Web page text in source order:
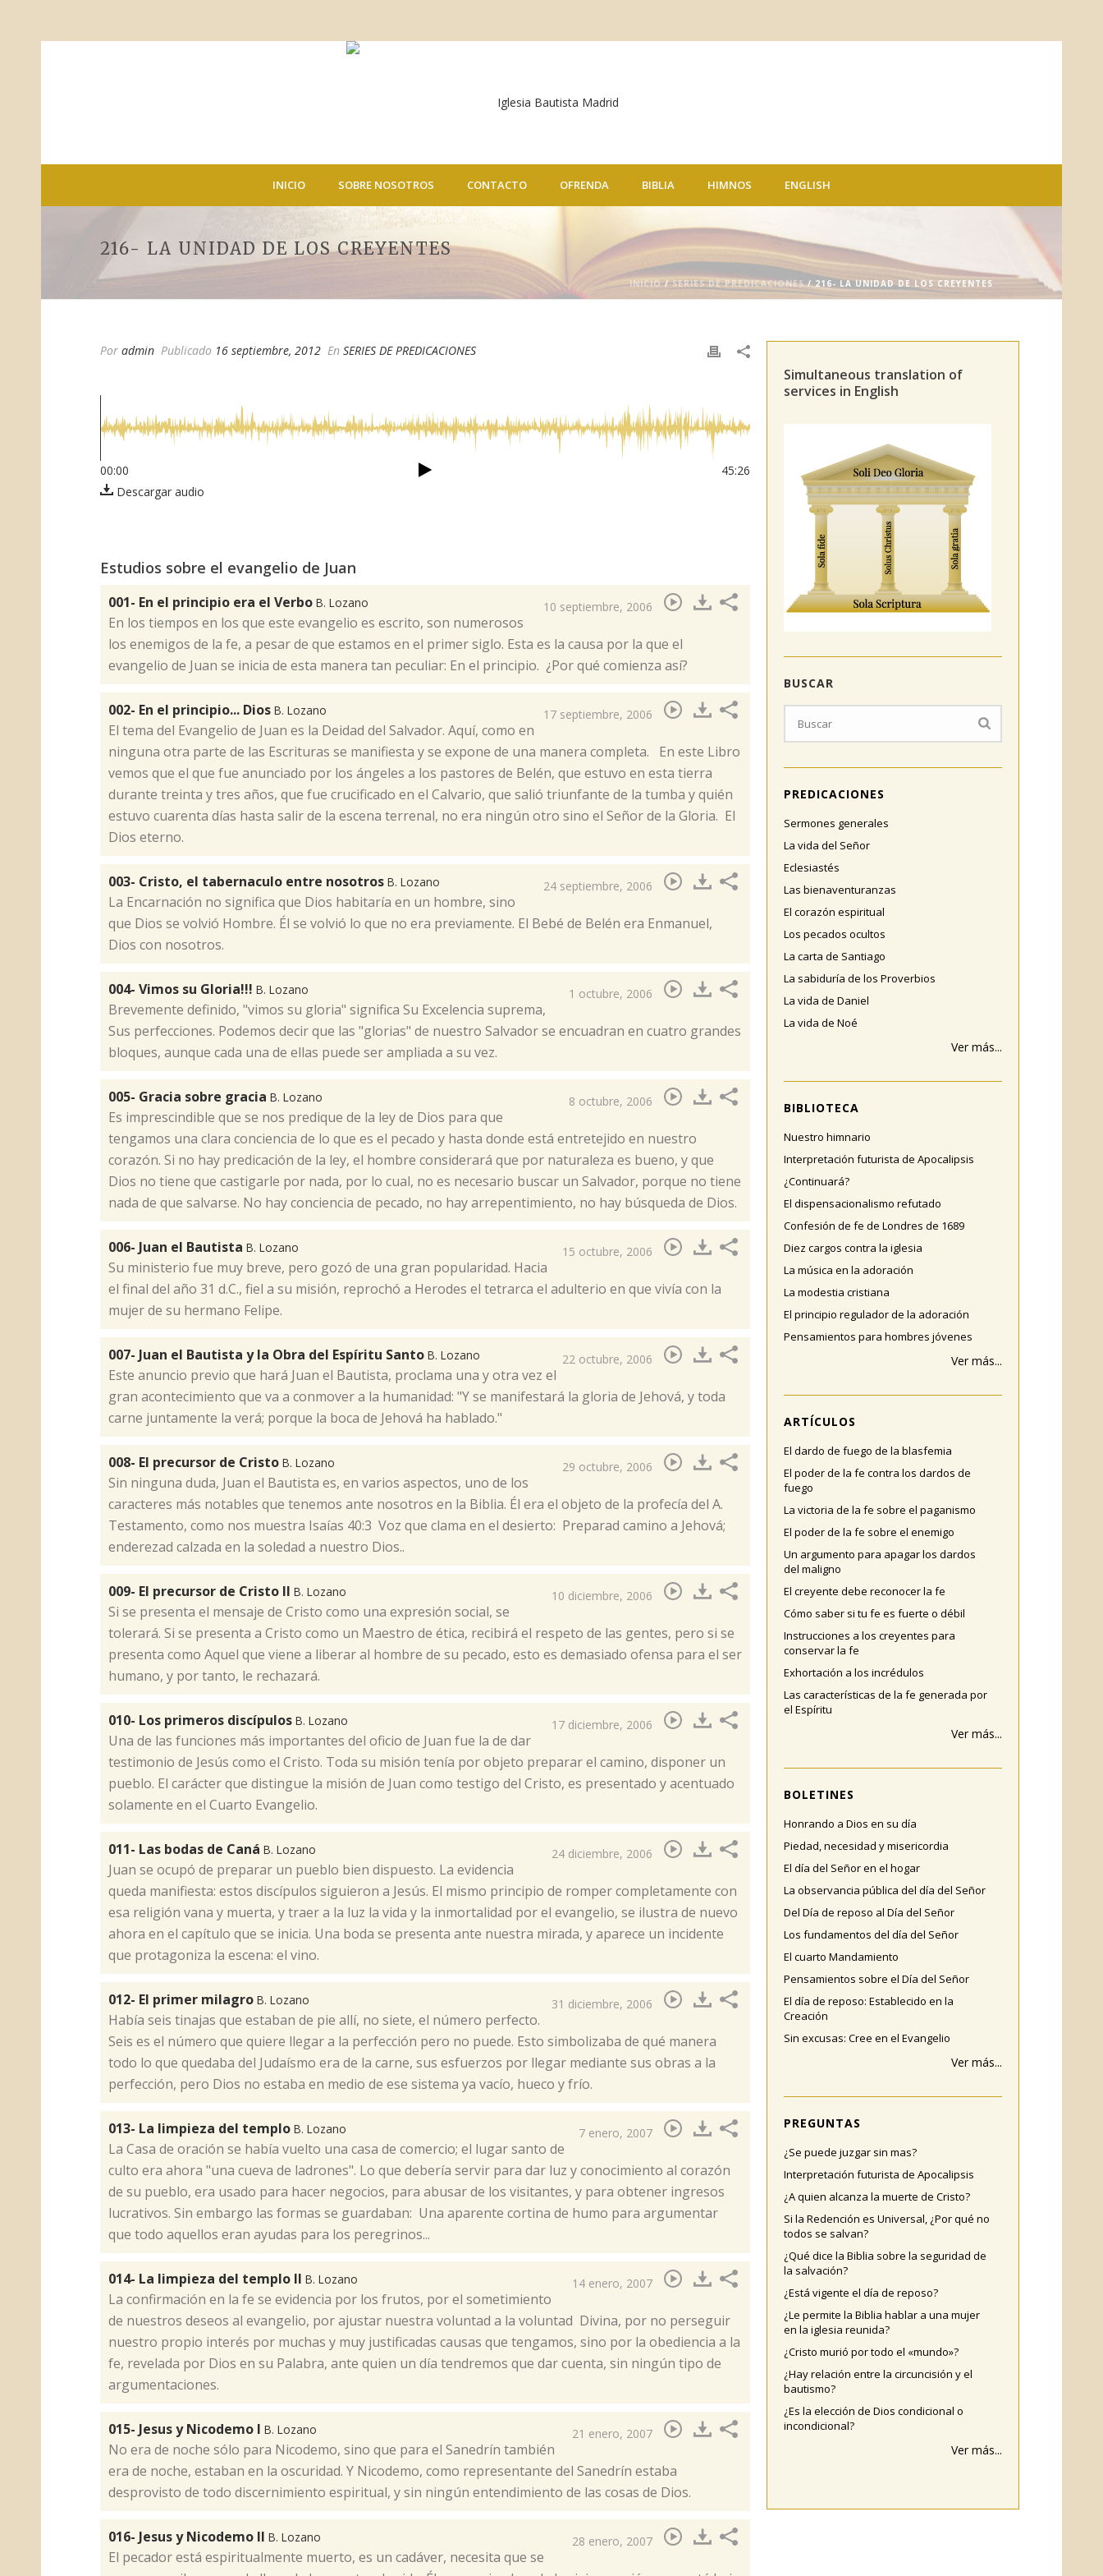
INICIO SOBRE NOSOTROS CONTACTO OFRENDA BIBLIA HIMNOS ENGLISH
216- LA UNIDAD DE LOS CREYENTES
INICIO/SERIES DE PREDICACIONES/ 216- LA UNIDAD DE LOS CREYENTES
Por admin Publicado 16 septiembre, 2012 En SERIES DE PREDICACIONES
00:00
45:26
Descargar audio
Estudios sobre el evangelio de Juan
001- En el principio era el Verbo B. Lozano 10 septiembre, 2006
​En los tiempos en los que este evangelio es escrito, son numerosos
los enemigos de la fe, a pesar de que estamos en el primer siglo. Esta es la causa por la que el
evangelio de Juan se inicia de esta manera tan peculiar: En el principio. ¿Por qué comienza así?
002- En el principio... Dios B. Lozano 17 septiembre, 2006
​El tema del Evangelio de Juan es la Deidad del Salvador. Aquí, como en
ninguna otra parte de las Escrituras se manifiesta y se expone de una manera completa. En este Libro
vemos que el que fue anunciado por los ángeles a los pastores de Belén, que estuvo en esta tierra
durante treinta y tres años, que fue crucificado en el Calvario, que salió triunfante de la tumba y quién
estuvo cuarenta días hasta salir de la escena terrenal, no era ningún otro sino el Señor de la Gloria. El
Dios eterno.
003- Cristo, el tabernaculo entre nosotros B. Lozano 24 septiembre, 2006
​La Encarnación no significa que Dios habitaría en un hombre, sino
que Dios se volvió Hombre. Él se volvió lo que no era previamente. El Bebé de Belén era Enmanuel,
Dios con nosotros.
004- Vimos su Gloria!!! B. Lozano 1 octubre, 2006
​Brevemente definido, "vimos su gloria" significa Su Excelencia suprema,
Sus perfecciones. Podemos decir que las "glorias" de nuestro Salvador se encuadran en cuatro grandes
bloques, aunque cada una de ellas puede ser ampliada a su vez.
005- Gracia sobre gracia B. Lozano 8 octubre, 2006
​Es imprescindible que se nos predique de la ley de Dios para que
tengamos una clara conciencia de lo que es el pecado y hasta donde está entretejido en nuestro
corazón. Si no hay predicación de la ley, el hombre considerará que por naturaleza es bueno, y que
Dios no tiene que castigarle por nada, por lo cual, no es necesario buscar un Salvador, porque no tiene
nada de que salvarse. No hay conciencia de pecado, no hay arrepentimiento, no hay búsqueda de Dios.
006- Juan el Bautista B. Lozano 15 octubre, 2006
​Su ministerio fue muy breve, pero gozó de una gran popularidad. Hacia
el final del año 31 d.C., fiel a su misión, reprochó a Herodes el tetrarca el adulterio en que vivía con la
mujer de su hermano Felipe.
007- Juan el Bautista y la Obra del Espíritu Santo B. Lozano 22 octubre, 2006
​Este anuncio previo que hará Juan el Bautista, proclama una y otra vez el
gran acontecimiento que va a conmover a la humanidad: "Y se manifestará la gloria de Jehová, y toda
carne juntamente la verá; porque la boca de Jehová ha hablado."
008- El precursor de Cristo B. Lozano 29 octubre, 2006
​Sin ninguna duda, Juan el Bautista es, en varios aspectos, uno de los
caracteres más notables que tenemos ante nosotros en la Biblia. Él era el objeto de la profecía del A.
Testamento, como nos muestra Isaías 40:3 Voz que clama en el desierto: Preparad camino a Jehová;
enderezad calzada en la soledad a nuestro Dios..
009- El precursor de Cristo II B. Lozano 10 diciembre, 2006
​Si se presenta el mensaje de Cristo como una expresión social, se
tolerará. Si se presenta a Cristo como un Maestro de ética, recibirá el respeto de las gentes, pero si se
presenta como Aquel que viene a liberar al hombre de su pecado, esto es demasiado ofensa para el ser
humano, y por tanto, le rechazará.
010- Los primeros discípulos B. Lozano 17 diciembre, 2006
​Una de las funciones más importantes del oficio de Juan fue la de dar
testimonio de Jesús como el Cristo. Toda su misión tenía por objeto preparar el camino, disponer un
pueblo. El carácter que distingue la misión de Juan como testigo del Cristo, es presentado y acentuado
solamente en el Cuarto Evangelio.
011- Las bodas de Caná B. Lozano 24 diciembre, 2006
​Juan se ocupó de preparar un pueblo bien dispuesto. La evidencia
queda manifiesta: estos discípulos siguieron a Jesús. El mismo principio de romper completamente con
esa religión vana y muerta, y traer a la luz la vida y la inmortalidad por el evangelio, se ilustra de nuevo
ahora en el capítulo que se inicia. Una boda se presenta ante nuestra mirada, y aparece un incidente
que protagoniza la escena: el vino.
012- El primer milagro B. Lozano 31 diciembre, 2006
​Había seis tinajas que estaban de pie allí, no siete, el número perfecto.
Seis es el número que quiere llegar a la perfección pero no puede. Esto simbolizaba de qué manera
todo lo que quedaba del Judaísmo era de la carne, sus esfuerzos por llegar mediante sus obras a la
perfección, pero Dios no estaba en medio de ese sistema ya vacío, hueco y frío.
013- La limpieza del templo B. Lozano 7 enero, 2007
​La Casa de oración se había vuelto una casa de comercio; el lugar santo de
culto era ahora "una cueva de ladrones". Lo que debería servir para dar luz y conocimiento al corazón
de su pueblo, era usado para hacer negocios, para abusar de los visitantes, y para obtener ingresos
lucrativos. Sin embargo las formas se guardaban: Una aparente cortina de humo para argumentar
que todo aquellos eran ayudas para los peregrinos...
014- La limpieza del templo II B. Lozano 14 enero, 2007
​La confirmación en la fe se evidencia por los frutos, por el sometimiento
de nuestros deseos al evangelio, por ajustar nuestra voluntad a la voluntad Divina, por no perseguir
nuestro propio interés por muchas y muy justificadas causas que tengamos, sino por la obediencia a la
fe, revelada por Dios en su Palabra, ante quien un día tendremos que dar cuenta, sin ningún tipo de
argumentaciones.
015- Jesus y Nicodemo I B. Lozano 21 enero, 2007
​No era de noche sólo para Nicodemo, sino que para el Sanedrín también
era de noche, estaban en la oscuridad. Y Nicodemo, como representante del Sanedrín estaba
desprovisto de todo discernimiento espiritual, y sin ningún entendimiento de las cosas de Dios.
016- Jesus y Nicodemo II B. Lozano 28 enero, 2007
​El pecador está espiritualmente muerto, es un cadáver, necesita que se
Simultaneous translation of
services in English
BUSCAR
PREDICACIONES
Sermones generales
La vida del Señor
Eclesiastés
Las bienaventuranzas
El corazón espiritual
Los pecados ocultos
La carta de Santiago
La sabiduría de los Proverbios
La vida de Daniel
La vida de Noé
Ver más...
BIBLIOTECA
Nuestro himnario
Interpretación futurista de Apocalipsis
¿Continuará?
El dispensacionalismo refutado
Confesión de fe de Londres de 1689
Diez cargos contra la iglesia
La música en la adoración
La modestia cristiana
El principio regulador de la adoración
Pensamientos para hombres jóvenes
Ver más...
ARTÍCULOS
El dardo de fuego de la blasfemia
El poder de la fe contra los dardos de
fuego
La victoria de la fe sobre el paganismo
El poder de la fe sobre el enemigo
Un argumento para apagar los dardos
del maligno
El creyente debe reconocer la fe
Cómo saber si tu fe es fuerte o débil
Instrucciones a los creyentes para
conservar la fe
Exhortación a los incrédulos
Las características de la fe generada por
el Espíritu
Ver más...
BOLETINES
Honrando a Dios en su día
Piedad, necesidad y misericordia
El día del Señor en el hogar
La observancia pública del día del Señor
Del Día de reposo al Día del Señor
Los fundamentos del día del Señor
El cuarto Mandamiento
Pensamientos sobre el Día del Señor
El día de reposo: Establecido en la
Creación
Sin excusas: Cree en el Evangelio
Ver más...
PREGUNTAS
¿Se puede juzgar sin mas?
Interpretación futurista de Apocalipsis
¿A quien alcanza la muerte de Cristo?
Si la Redención es Universal, ¿Por qué no
todos se salvan?
¿Qué dice la Biblia sobre la seguridad de
la salvación?
¿Está vigente el día de reposo?
¿Le permite la Biblia hablar a una mujer
en la iglesia reunida?
¿Cristo murió por todo el «mundo»?
¿Hay relación entre la circuncisión y el
bautismo?
¿Es la elección de Dios condicional o
incondicional?
Ver más...